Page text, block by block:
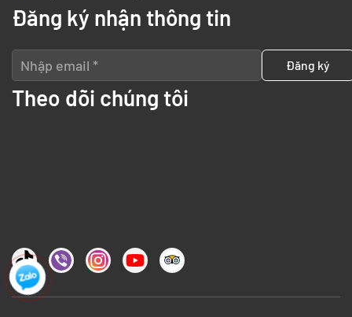
Đăng ký nhận thông tin
Theo dõi chúng tôi